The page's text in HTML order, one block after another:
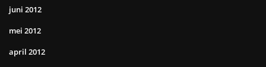
juni 2012
mei 2012
april 2012